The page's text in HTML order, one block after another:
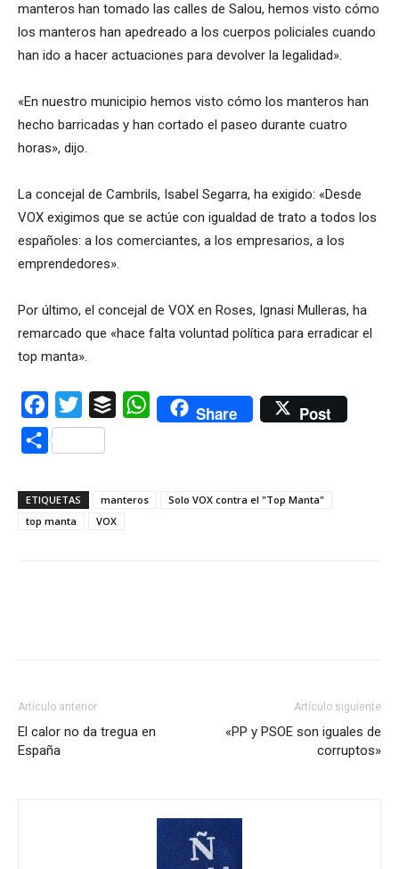
manteros han tomado las calles de Salou, hemos visto cómo
los manteros han apedreado a los cuerpos policiales cuando
han ido a hacer actuaciones para devolver la legalidad».
«En nuestro municipio hemos visto cómo los manteros han
hecho barricadas y han cortado el paseo durante cuatro
horas», dijo.
La concejal de Cambrils, Isabel Segarra, ha exigido: «Desde
VOX exigimos que se actúe con igualdad de trato a todos los
españoles: a los comerciantes, a los empresarios, a los
emprendedores».
Por último, el concejal de VOX en Roses, Ignasi Mulleras, ha
remarcado que «hace falta voluntad política para erradicar el
top manta».
Facebook
Twitter Buffer WhatsAppShare Post
Compartir
ETIQUETAS manteros
Solo VOX contra el "Top Manta"
top manta
VOX
Artículo anterior
El calor no da tregua en
España
Artículo siguiente
«PP y PSOE son iguales de
corruptos»